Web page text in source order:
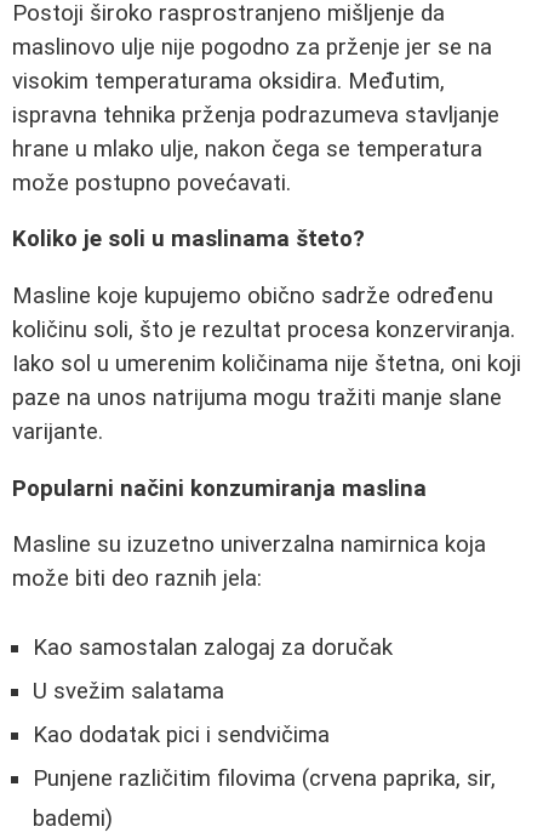
Postoji široko rasprostranjeno mišljenje da
maslinovo ulje nije pogodno za prženje jer se na
visokim temperaturama oksidira. Međutim,
ispravna tehnika prženja podrazumeva stavljanje
hrane u mlako ulje, nakon čega se temperatura
može postupno povećavati.
Koliko je soli u maslinama šteto?
Masline koje kupujemo obično sadrže određenu
količinu soli, što je rezultat procesa konzerviranja.
Iako sol u umerenim količinama nije štetna, oni koji
paze na unos natrijuma mogu tražiti manje slane
varijante.
Popularni načini konzumiranja maslina
Masline su izuzetno univerzalna namirnica koja
može biti deo raznih jela:
Kao samostalan zalogaj za doručak
U svežim salatama
Kao dodatak pici i sendvičima
Punjene različitim filovima (crvena paprika, sir,
bademi)